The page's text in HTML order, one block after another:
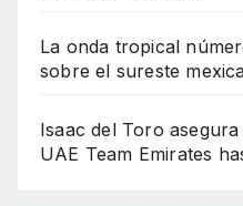
La onda tropical
sobre el sureste
Isaac del Toro
UAE Team Emirates